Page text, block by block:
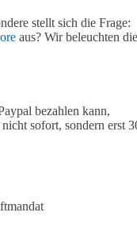
stellt sich die Frage:
aus? Wir beleuchten die
bezahlen kann,
sofort, sondern erst